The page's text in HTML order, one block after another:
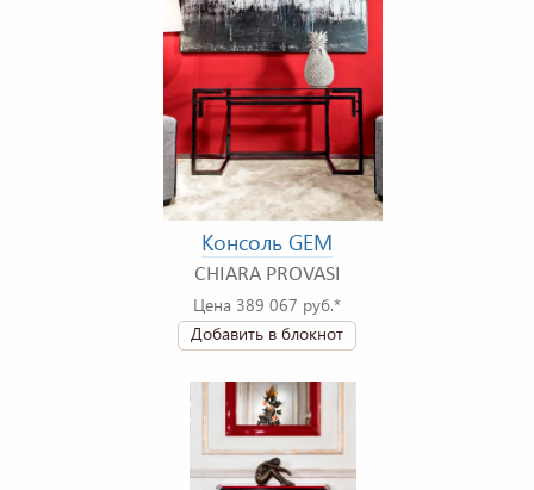
Консоль GEM
CHIARA PROVASI
Цена 389 067 руб.*
Добавить в блокнот